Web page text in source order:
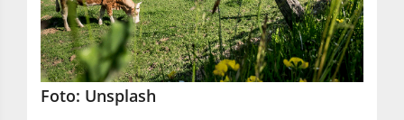
Foto: Unsplash